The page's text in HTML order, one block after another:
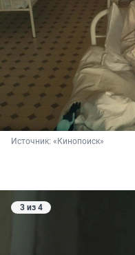
Источник: «Кинопоиск»
3 из 4